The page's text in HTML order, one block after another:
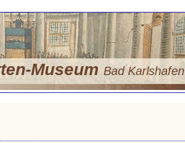
Museum Bad Karlshafen